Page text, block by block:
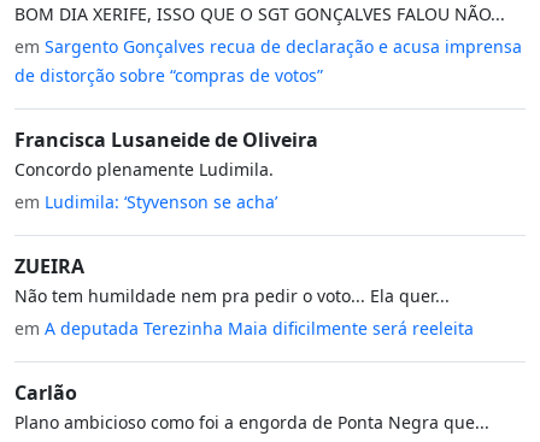
BOM DIA XERIFE, ISSO QUE O SGT GONÇALVES FALOU NÃO...
em Sargento Gonçalves recua de declaração e acusa imprensa
de distorção sobre “compras de votos”
Francisca Lusaneide de Oliveira
Concordo plenamente Ludimila.
em Ludimila: ‘Styvenson se acha’
ZUEIRA
Não tem humildade nem pra pedir o voto... Ela quer...
em A deputada Terezinha Maia dificilmente será reeleita
Carlão
Plano ambicioso como foi a engorda de Ponta Negra que...